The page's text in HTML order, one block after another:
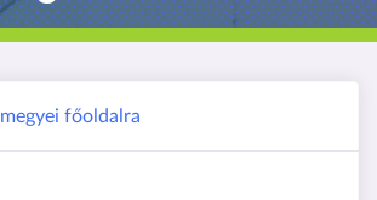
Kormányhivatal
főoldalra